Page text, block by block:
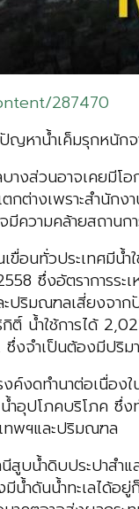
287470
ปัญหาน้ำเค็มรุกหนั
ส่วนอาจเคยมีโอ
ต่างเพราะสำนัก
มีความคล้ายสถา
อนทั่วประเทศมีน้
ซึ่งอัตราการระ
ปริมณฑลเสี่ยงจา
ติ์ น้ำใช้การได้
งจำเป็นต้องมีปริ
งดทำนาต่อเนื่อง
ำอุปโภคบริโภค ซึ่
ทพฯและปริมณฑล
บน้ำดิบประปาสำ
ำดันน้ำทะเลได้อ